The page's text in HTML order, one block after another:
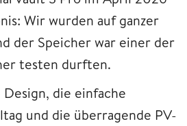
Wir wurden auf ganzer
der Speicher war einer der
testen durften.
die einfache
und die überragende PV-